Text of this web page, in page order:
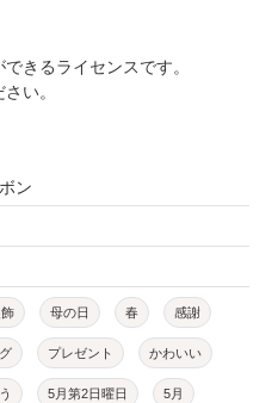
きるライセンスです。
い。
ン
母の日 春 感謝
プレゼント かわいい
5月第2日曜日 5月